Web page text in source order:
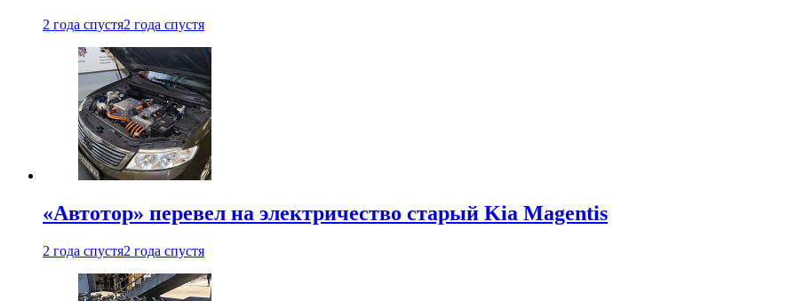
2 года спустя2 года спустя
«Автотор» перевел на электричество старый Kia Magentis
2 года спустя2 года спустя